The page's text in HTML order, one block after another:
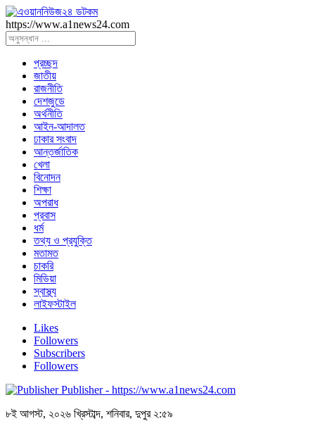
https://www.a1news24.com
প্রচ্ছদ
জাতীয়
রাজনীতি
দেশজুডে
অর্থনীতি
আইন-আদালত
ঢাকার সংবাদ
আন্তর্জাতিক
খেলা
বিনোদন
শিক্ষা
অপরাধ
প্রবাস
ধর্ম
তথ্য ও প্রযুক্তি
মতামত
চাকরি
মিডিয়া
স্বাস্থ্য
লাইফস্টাইল
Likes
Followers
Subscribers
Followers
Publisher - https://www.a1news24.com
৮ই আগস্ট, ২০২৬ খ্রিস্টাব্দ, শনিবার, দুপুর ২:৫৯